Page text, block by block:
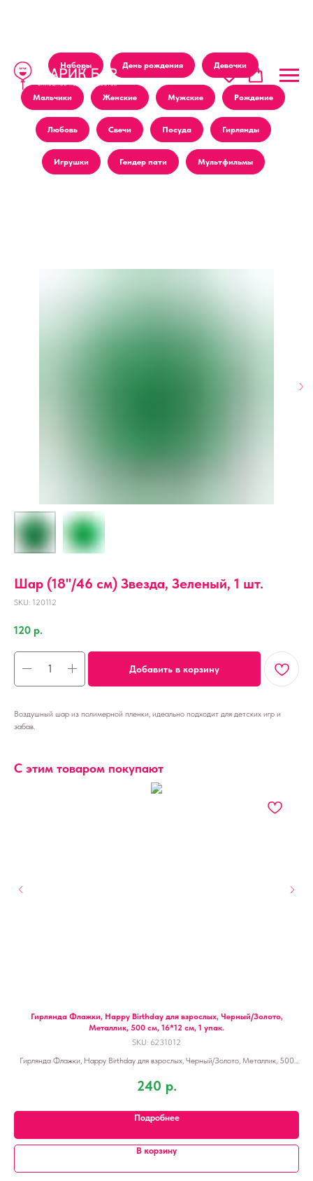
Наборы День рождения Девочки
Мальчики Женские Мужские Рождение
Любовь Свечи Посуда Гирлянды
Игрушки Гендер пати Мультфильмы
Шар (18''/46 см) Звезда, Зеленый, 1 шт.
SKU: 120112
120 р.
Добавить в корзину
Воздушный шар из полимерной пленки, идеально подходит для детских игр и
забав.
С этим товаром покупают
Гирлянда Флажки, Happy Birthday для взрослых, Черный/Золото,
Металлик, 500 см, 16*12 см, 1 упак.
SKU: 6231012
Гирлянда Флажки, Happy Birthday для взрослых, Черный/Золото, Металлик, 500
240 р.
Подробнее
В корзину